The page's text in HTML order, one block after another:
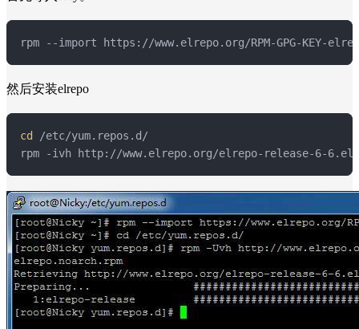
rpm --import https://www.elrepo.org/RPM-GPG-KEY-
然后安装elrepo
cd
/etc/yum.repos.d/
rpm -ivh http://www.elrepo.org/elrepo-release-6-